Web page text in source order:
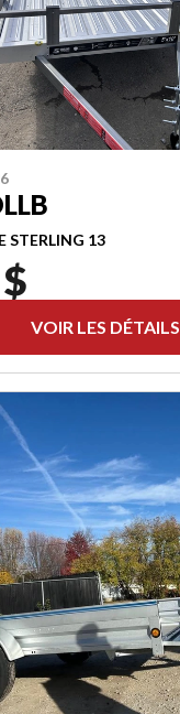
STERLING 13
VOIR LES DÉTAILS